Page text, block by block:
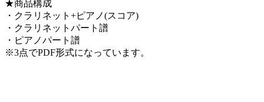
★商品構成
・クラリネット+ピアノ(スコア)
・クラリネットパート譜
・ピアノパート譜
※3点でPDF形式になっています。